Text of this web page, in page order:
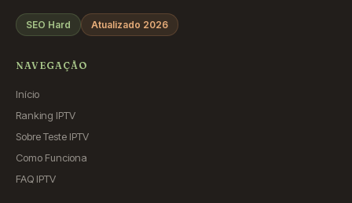
SEO Hard Atualizado 2026
NAVEGAÇÃO
Início
Ranking IPTV
Sobre Teste IPTV
Como Funciona
FAQ IPTV